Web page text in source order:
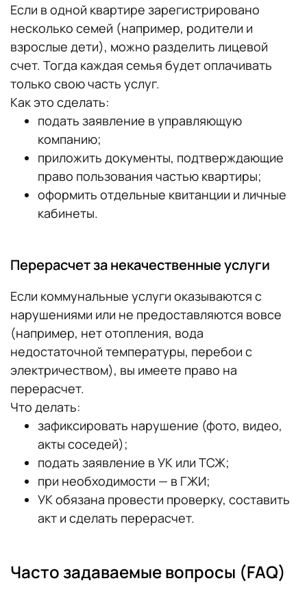
Если в одной квартире зарегистрировано
несколько семей (например, родители и
взрослые дети), можно разделить лицевой
счет. Тогда каждая семья будет оплачивать
только свою часть услуг.
Как это сделать:
подать заявление в управляющую
компанию;
приложить документы, подтверждающие
право пользования частью квартиры;
оформить отдельные квитанции и личные
кабинеты.
Перерасчет за некачественные услуги
Если коммунальные услуги оказываются с
нарушениями или не предоставляются вовсе
(например, нет отопления, вода
недостаточной температуры, перебои с
электричеством), вы имеете право на
перерасчет.
Что делать:
зафиксировать нарушение (фото, видео,
акты соседей);
подать заявление в УК или ТСЖ;
при необходимости — в ГЖИ;
УК обязана провести проверку, составить
акт и сделать перерасчет.
Часто задаваемые вопросы (FAQ)